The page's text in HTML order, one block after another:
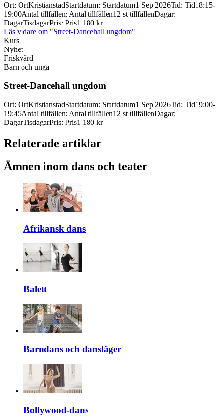
Ort: OrtKristianstadStartdatum: Startdatum1 Sep 2026Tid: Tid18:15-
19:00Antal tillfällen: Antal tillfällen12 st tillfällenDagar:
DagarTisdagarPris: Pris1 180 kr
Läs vidare om "Street-Dancehall ungdom"
Kurs
Nyhet
Friskvård
Barn och unga
Street-Dancehall ungdom
Ort: OrtKristianstadStartdatum: Startdatum1 Sep 2026Tid: Tid19:00-
19:45Antal tillfällen: Antal tillfällen12 st tillfällenDagar:
DagarTisdagarPris: Pris1 180 kr
Relaterade artiklar
Ämnen inom dans och teater
Afrikansk dans
Balett
Barndans och dansläger
Bollywood-dans